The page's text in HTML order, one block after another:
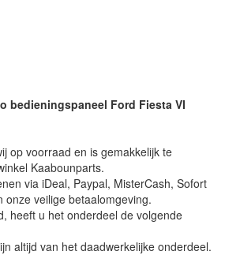
bedieningspaneel Ford Fiesta VI
op voorraad en is gemakkelijk te
Kaabounparts.
via iDeal, Paypal, MisterCash, Sofort
onze veilige betaalomgeving.
heeft u het onderdeel de volgende
altijd van het daadwerkelijke onderdeel.